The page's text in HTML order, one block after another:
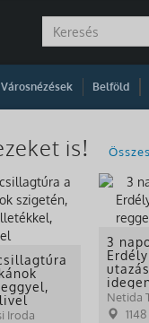
Városnézések Belföld
is!
Iroda
3
Netida
1148